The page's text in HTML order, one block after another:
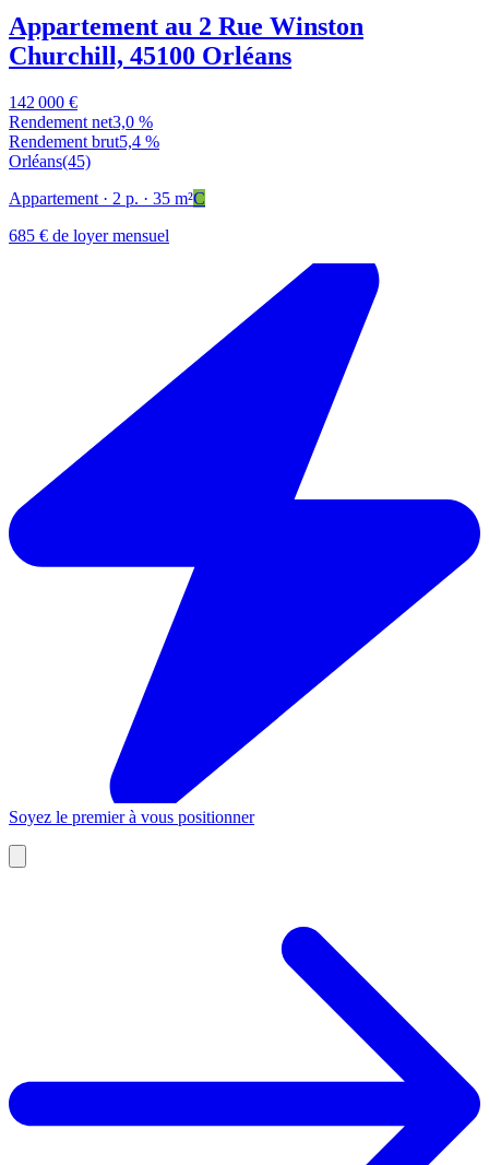
Appartement au 2 Rue Winston
Churchill, 45100 Orléans
142 000 €
Rendement net3,0 %
Rendement brut5,4 %
Orléans(45)
Appartement · 2 p. · 35 m²C
685 € de loyer mensuel
Soyez le premier à vous positionner